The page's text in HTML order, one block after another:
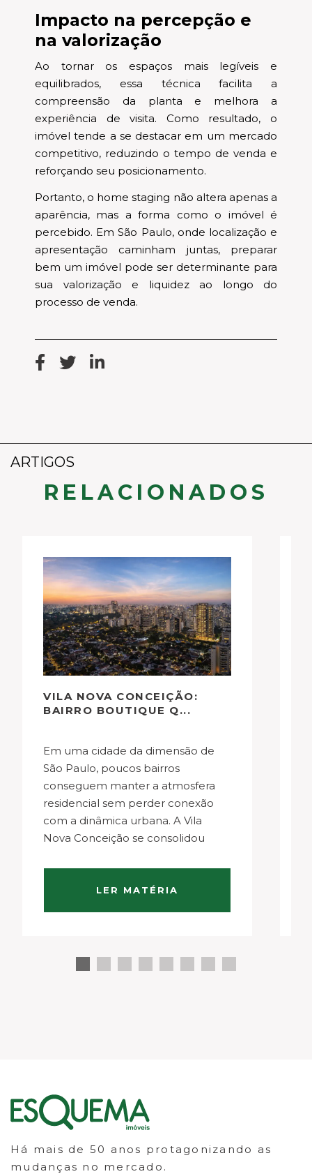
Impacto na percepção e
na valorização
Ao tornar os espaços mais legíveis e
equilibrados, essa técnica facilita a
compreensão da planta e melhora a
experiência de visita. Como resultado, o
imóvel tende a se destacar em um mercado
competitivo, reduzindo o tempo de venda e
reforçando seu posicionamento.
Portanto, o home staging não altera apenas a
aparência, mas a forma como o imóvel é
percebido. Em São Paulo, onde localização e
apresentação caminham juntas, preparar
bem um imóvel pode ser determinante para
sua valorização e liquidez ao longo do
processo de venda.
ARTIGOS
RELACIONADOS
VILA NOVA CONCEIÇÃO:
BAIRRO BOUTIQUE Q...
Em uma cidade da dimensão de
São Paulo, poucos bairros
conseguem manter a atmosfera
residencial sem perder conexão
com a dinâmica urbana. A Vila
Nova Conceição se consolidou
por equilibrar tranquilidade,
localização estratégica e
Situada entre o…
LER MATÉRIA
Há mais de 50 anos protagonizando as
mudanças no mercado.